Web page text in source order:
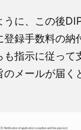
うに、この後
登録手数料の納
も指示に従って
メールが届く